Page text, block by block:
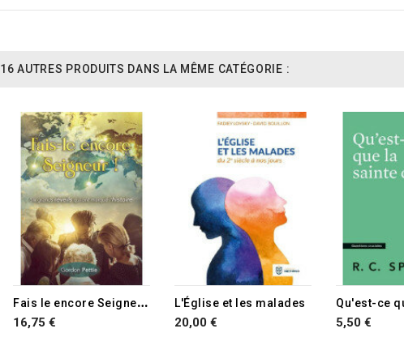
16 AUTRES PRODUITS DANS LA MÊME CATÉGORIE :
F
ais le encore Seigneur !
16,75 €
L'Église et les malades
20,00 € 5,50 €